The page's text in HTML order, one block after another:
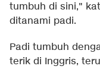
tumbuh di sini,"
ditanami padi.
Padi tumbuh
terik di Inggris,